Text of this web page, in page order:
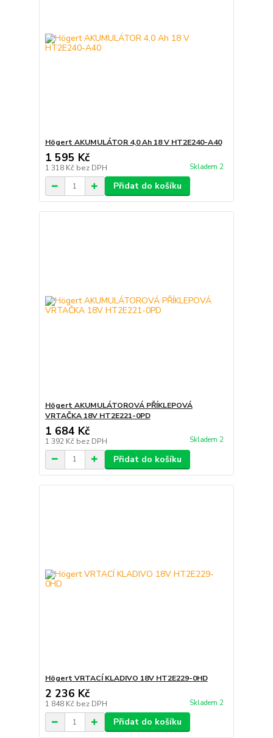
Högert AKUMULÁTOR 4,0 Ah 18 V HT2E240-A40
1 595 Kč
1 318 Kč bez DPH Skladem 2
Přidat do košíku
Högert AKUMULÁTOROVÁ PŘÍKLEPOVÁ
VRTAČKA 18V HT2E221-0PD
1 684 Kč
1 392 Kč bez DPH Skladem 2
Přidat do košíku
Högert VRTACÍ KLADIVO 18V HT2E229-0HD
2 236 Kč
1 848 Kč bez DPH Skladem 2
Přidat do košíku